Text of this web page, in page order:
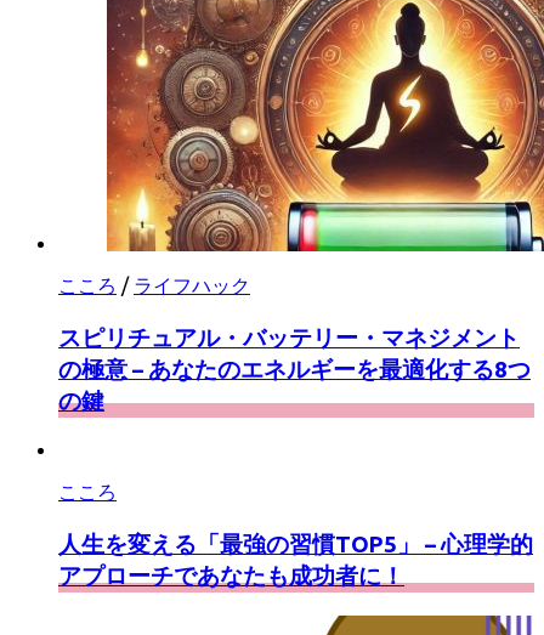
こころ / ライフハック
スピリチュアル・バッテリー・マネジメント
の極意 – あなたのエネルギーを最適化する8つ
の鍵
こころ
人生を変える「最強の習慣TOP5」 – 心理学的
アプローチであなたも成功者に！